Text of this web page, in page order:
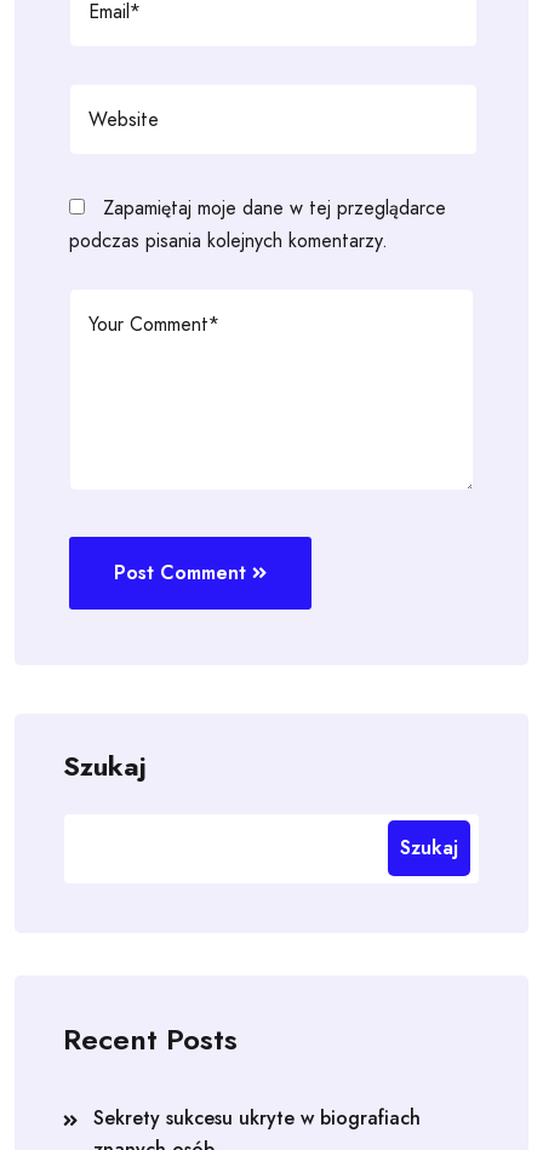
Zapamiętaj moje dane w tej przeglądarce
podczas pisania kolejnych komentarzy.
Post Comment
Szukaj
Szukaj
Recent Posts
Sekrety sukcesu ukryte w biografiach